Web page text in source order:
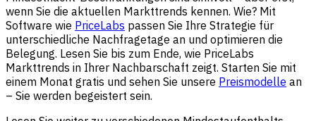
wenn Sie die aktuellen Markttrends kennen. Wie? Mit
Software wie PriceLabs passen Sie Ihre Strategie für
unterschiedliche Nachfragetage an und optimieren die
Belegung. Lesen Sie bis zum Ende, wie PriceLabs
Markttrends in Ihrer Nachbarschaft zeigt. Starten Sie mit
einem Monat gratis und sehen Sie unsere Preismodelle an
– Sie werden begeistert sein.